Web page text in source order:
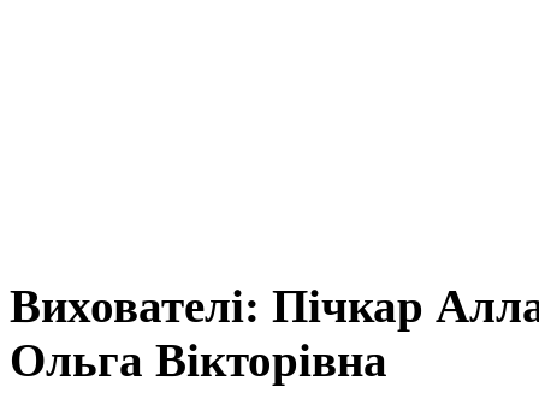
Вихователі: Пічкар
Ольга Вікторівна